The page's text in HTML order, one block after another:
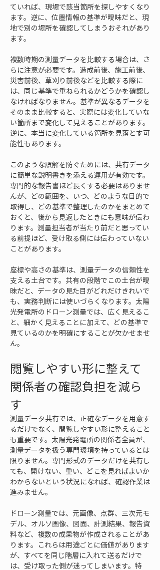
ていれば、現場で該当箇所を探しやすくなり
ます。逆に、位置情報の基準が曖昧だと、現
地で別の場所を確認してしまうおそれがあり
ます。
複数時期の測量データを比較する場合は、さ
らに注意が必要です。造成前後、施工前後、
災害前後、草刈り前後などを比較する際に
は、同じ基準で重ねられるかどうかを確認し
なければなりません。基準が異なるデータを
そのまま比較すると、実際には変化していな
い箇所まで変化して見えることがあります。
逆に、本当に変化している箇所を見落とす可
能性もあります。
このような誤解を防ぐためには、共有データ
に簡単な説明書きを添える運用が有効です。
専門的な報告書ほど長くする必要はありませ
んが、どの範囲を、いつ、どのような目的で
取得し、どの基準で整理したのかをまとめて
おくと、後から見返したときにも意味が伝わ
ります。測量担当者が当たり前だと思ってい
る前提ほど、受け取る側には伝わっていない
ことがあります。
座標や高さの基準は、測量データの信頼性を
支える土台です。共有の段階でこの土台が曖
昧だと、データの見た目がどれだけきれいで
も、実務判断には使いづらくなります。太陽
光発電所のドローン測量では、広く見えるこ
と、細かく見えることに加えて、どの基準で
見ているのかを明確にすることが欠かせませ
ん。
閲覧しやすい形に整えて
関係者の確認負担を減ら
す
測量データ共有では、正確なデータを用意す
るだけでなく、閲覧しやすい形に整えること
も重要です。太陽光発電所の関係者全員が、
測量データを扱う専門環境を持っているとは
限りません。専門形式のデータだけを共有し
ても、開けない、重い、どこを見ればよいか
わからないという状況になれば、確認作業は
進みません。
ドローン測量では、元画像、点群、三次元モ
デル、オルソ画像、図面、計測結果、報告資
料など、複数の成果物が作成されることがあ
ります。これらは用途ごとに価値があります
が、すべてを同じ階層に入れて送るだけで
は、受け取った側が迷ってしまいます。特